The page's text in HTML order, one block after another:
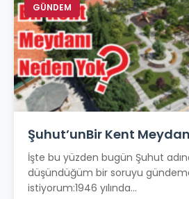
GÜNDEM
Şuhut’unBir Kent
İşte bu yüzden bugün Şuhut
düşündüğüm bir soruyu
istiyorum:1946 yılında...